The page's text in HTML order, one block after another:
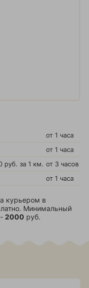
от 1 часа
от 1 часа
руб. за 1 км. от 3 часов
от 1 часа
курьером в
Минимальный
2000 руб.